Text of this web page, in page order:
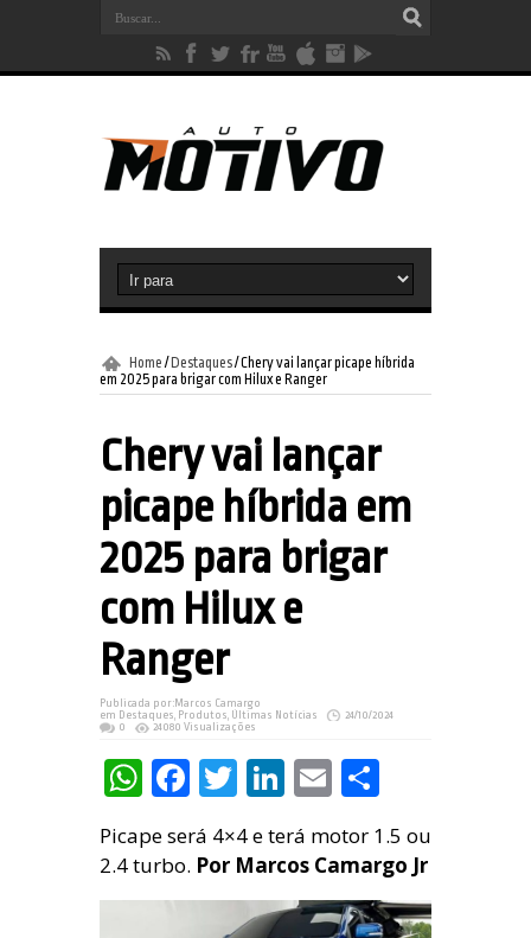
Home / Destaques/Chery vai lançar picape híbrida
em 2025 para brigar com Hilux e Ranger
Chery vai lançar
picape híbrida em
2025 para brigar
com Hilux e
Ranger
Publicada por: Marcos Camargo
em Destaques, Produtos, Últimas Notícias
24/10/2024
0
24080 Visualizações
WhatsApp
Facebook
Twitter
LinkedIn
Email
Picape será 4×4 e terá motor 1.5 ou
2.4 turbo. Por Marcos Camargo Jr